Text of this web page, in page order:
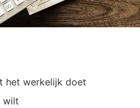
het werkelijk doet
wilt